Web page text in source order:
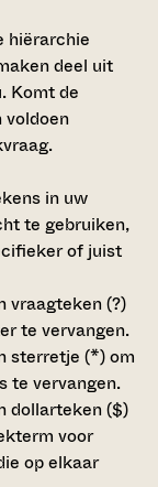
hiërarchie
deel uit
Komt de
voldoen
in uw
te gebruiken,
of juist
vraagteken (?)
te vervangen.
sterretje (*)om
te vervangen.
dollarteken ($)
voor
op elkaar